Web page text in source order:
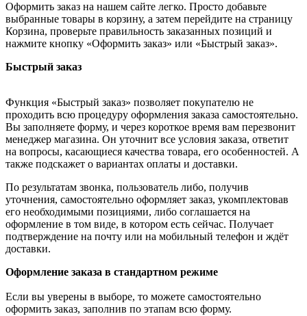
Оформить заказ на нашем сайте легко. Просто добавьте
выбранные товары в корзину, а затем перейдите на страницу
Корзина, проверьте правильность заказанных позиций и
нажмите кнопку «Оформить заказ» или «Быстрый заказ».
Быстрый заказ
Функция «Быстрый заказ» позволяет покупателю не
проходить всю процедуру оформления заказа самостоятельно.
Вы заполняете форму, и через короткое время вам перезвонит
менеджер магазина. Он уточнит все условия заказа, ответит
на вопросы, касающиеся качества товара, его особенностей. А
также подскажет о вариантах оплаты и доставки.
По результатам звонка, пользователь либо, получив
уточнения, самостоятельно оформляет заказ, укомплектовав
его необходимыми позициями, либо соглашается на
оформление в том виде, в котором есть сейчас. Получает
подтверждение на почту или на мобильный телефон и ждёт
доставки.
Оформление заказа в стандартном режиме
Если вы уверены в выборе, то можете самостоятельно
оформить заказ, заполнив по этапам всю форму.